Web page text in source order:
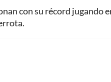
con su récord jugando